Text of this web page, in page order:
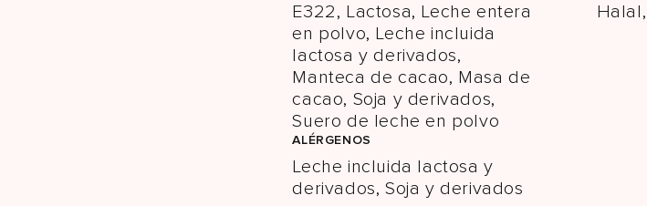
E322, Lactosa, Leche entera
en polvo, Leche incluida
lactosa y derivados,
Manteca de cacao, Masa de
cacao, Soja y derivados,
Suero de leche en polvo
ALÉRGENOS
Leche incluida lactosa y
derivados, Soja y derivados